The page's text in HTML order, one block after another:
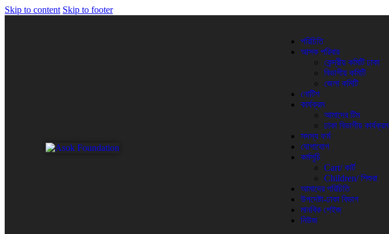
Skip to content Skip to footer
পরিচিতি
আসক পরিবার
কেন্দ্রীয় কমিটি ঢাকা
বিভাগীয় কমিটি
জেলা কমিটি
নোটিশ
কার্যক্রম
আমাদের টিম
ঢাকা বিভাগীয় কার্যক্রম
সদস্য ফর্ম
যোগাযোগ
কর্মসূচি
Cart/ কার্ট
Children/ শিশুরা
আমাদের পরিচিতি
উপদেষ্টা-ঢাকা বিভাগ
মানবিক পেইজ
নিউজ